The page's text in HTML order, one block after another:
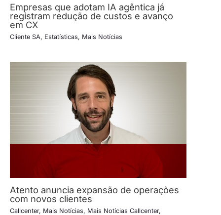
Empresas que adotam IA agêntica já
registram redução de custos e avanço
em CX
Cliente SA, Estatísticas, Mais Notícias
Atento anuncia expansão de operações
com novos clientes
Callcenter, Mais Notícias, Mais Notícias Callcenter,